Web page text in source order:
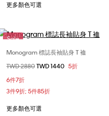
更多顏色可選
Sale
選擇您的尺碼
XXS
XS
Monogram 標誌長袖貼身 T 裇
價格扣減從
TWD 2880至
TWD 1440 5折
6件7折
3件9折; 5件85折
更多顏色可選